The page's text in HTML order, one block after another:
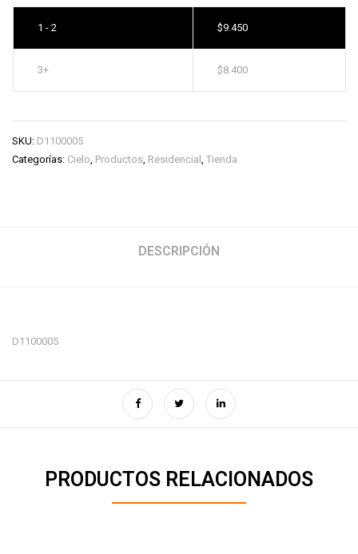
1 - 2 $9.450
3+ $8.400
SKU: D1100005
Categorías: Cielo, Productos, Residencial , Tienda
DESCRIPCIÓN
D1100005
PRODUCTOS RELACIONADOS